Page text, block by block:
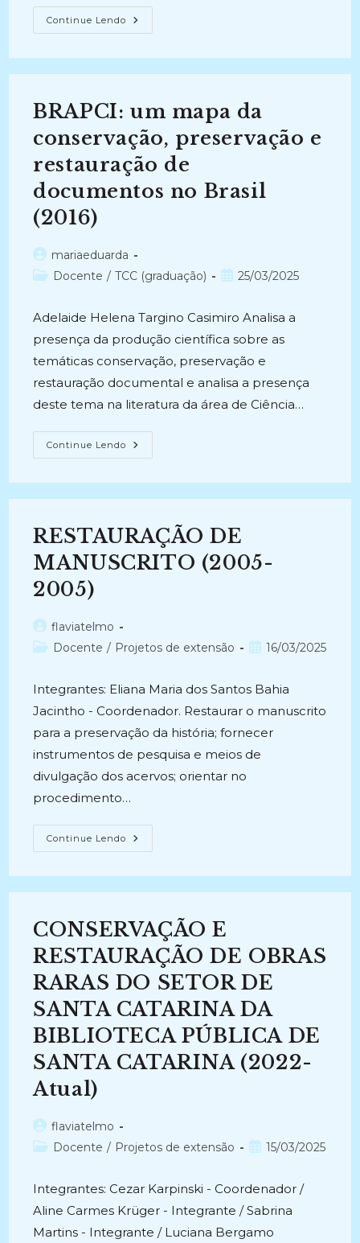
Continue Lendo DESAFIOS
E
DE
DANIFICADOS
PELAS
ENCHENTES
OCORRIDAS
NO
RIO
GRANDE
DO
SUL
BRAPCI: um mapa da
conservação, preservação e
restauração de
documentos no Brasil
(2016)
Autor
do
mariaeduarda
Categoria
Docente / TCC (graduação)
Post25/03/2025
Adelaide Helena Targino Casimiro Analisa a
presença da produção científica sobre as
temáticas conservação, preservação e
restauração documental e analisa a presença
deste tema na literatura da área de Ciência…
Continue Lendo BRAPCI:
Um
Preservação
Restauração
De
Documentos
No
Brasil
RESTAURAÇÃO DE
MANUSCRITO (2005-
2005)
Autor
do
flaviatelmo
Categoria
Docente / Projetos de extensão
Post16/03/2025
Integrantes: Eliana Maria dos Santos Bahia
Jacintho - Coordenador. Restaurar o manuscrito
para a preservação da história; fornecer
instrumentos de pesquisa e meios de
divulgação dos acervos; orientar no
procedimento…
Continue Lendo RESTAURAÇÃO
DE
CONSERVAÇÃO E
RESTAURAÇÃO DE OBRAS
RARAS DO SETOR DE
SANTA CATARINA DA
BIBLIOTECA PÚBLICA DE
SANTA CATARINA (2022-
Atual)
Autor
do
flaviatelmo
Categoria
Docente / Projetos de extensão
Post15/03/2025
Integrantes: Cezar Karpinski - Coordenador /
Aline Carmes Krüger - Integrante / Sabrina
Martins - Integrante / Luciana Bergamo